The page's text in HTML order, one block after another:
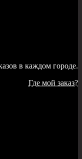
в каждом городе.
Где мой заказ?